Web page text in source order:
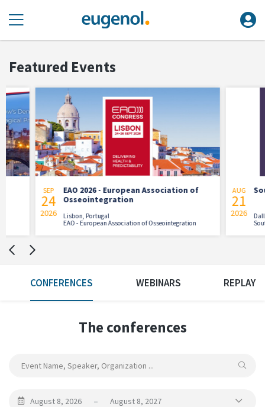
Featured Events
EAO 2026 - European Association of
Osseointegration
Lisbon, Portugal
EAO - European Association of Osseointegration
Dallas, TX
Southwest
CONFERENCES WEBINARS REPLAY
The conferences
August 8, 2026 – August 8, 2027